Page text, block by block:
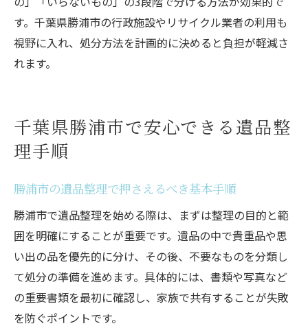
す。千葉県勝浦市の行政施設やリサイクル業者の利用も
視野に入れ、処分方法を計画的に決めると負担が軽減さ
れます。
千葉県勝浦市で安心できる遺品整
理手順
勝浦市の遺品整理で押さえるべき基本手順
勝浦市で遺品整理を始める際は、まずは整理の目的と範
囲を明確にすることが重要です。遺品の中で貴重品や思
い出の品を優先的に分け、その後、不要なものを分類し
て処分の準備を進めます。具体的には、書類や写真など
の重要書類を最初に確認し、家族で共有することが失敗
を防ぐポイントです。